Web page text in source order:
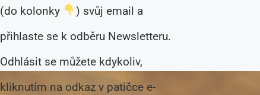
(do kolonky
) svůj email a
přihlaste se k odběru Newsletteru.
Odhlásit se můžete kdykoliv,
kliknutím na odkaz v patičce e-